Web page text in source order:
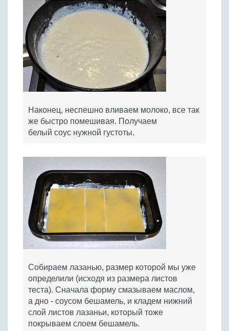
Наконец, неспешно вливаем молоко, все так
же быстро помешивая. Получаем
белый соус нужной густоты.
Собираем лазанью, размер которой мы уже
определили (исходя из размера листов
теста). Сначала форму смазываем маслом,
а дно - соусом бешамель, и кладем нижний
слой листов лазаньи, который тоже
покрываем слоем бешамель.